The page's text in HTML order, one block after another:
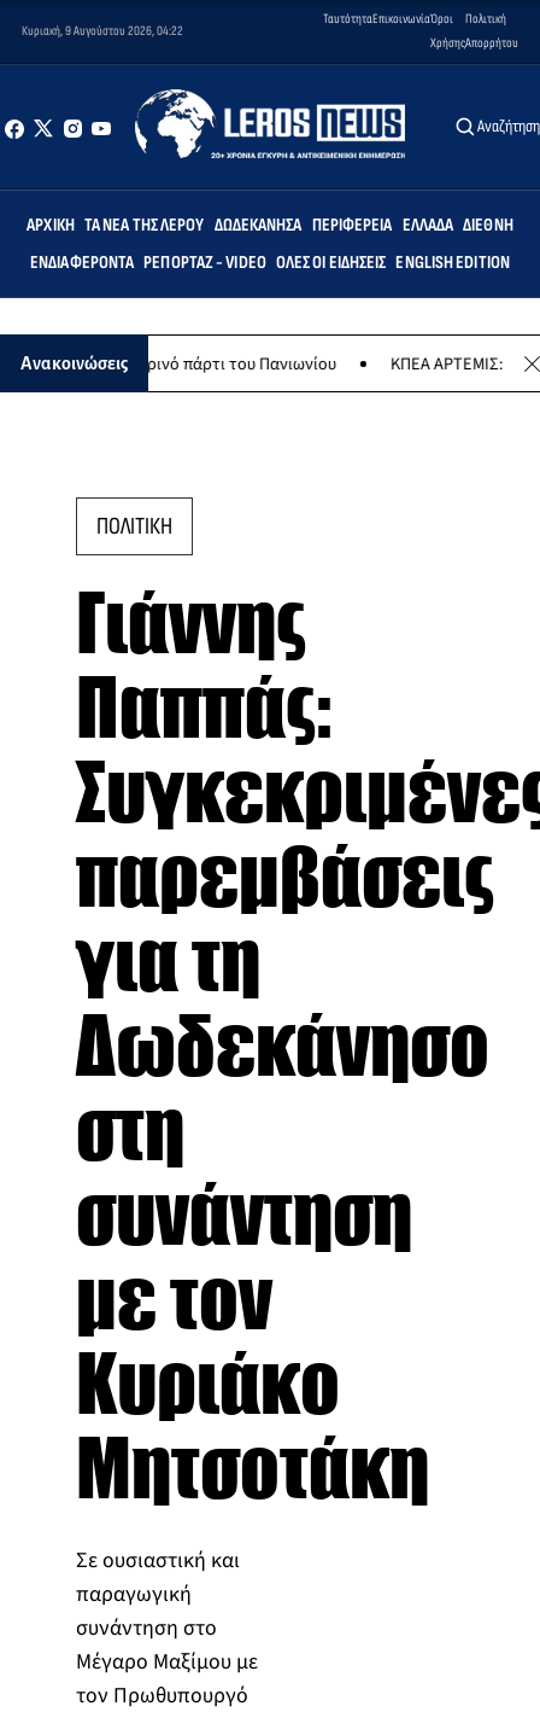
Κυριακή, 9 Αυγούστου 2026, 04:22
ΤαυτότηταΕπικοινωνίαΌροι
Χρήσης
Πολιτική
Απορρήτου
Αναζήτηση
ΑΡΧΙΚΉ ΤΑ ΝΈΑ ΤΗΣ ΛΈΡΟΥ ΔΩΔΕΚΆΝΗΣΑ ΠΕΡΙΦΈΡΕΙΑ ΕΛΛΆΔΑ ΔΙΕΘΝΉ
ΕΝΔΙΑΦΈΡΟΝΤΑ ΡΕΠΟΡΤΆΖ - VIDEO ΌΛΕΣ ΟΙ ΕΙΔΉΣΕΙΣ ENGLISH EDITION
Ανακοινώσεις
καλοκαιρινό πάρτι του Πανιωνίου ΚΠΕΑ ΑΡΤΕΜΙΣ: Το
ΠΟΛΙΤΙΚΗ
Γιάννης
Παππάς:
παρεμβάσεις
για τη
Δωδεκάνησο
στη
συνάντηση
με τον
Κυριάκο
Μητσοτάκη
Σε ουσιαστική και
παραγωγική
συνάντηση στο
Μέγαρο Μαξίμου με
τον Πρωθυπουργό